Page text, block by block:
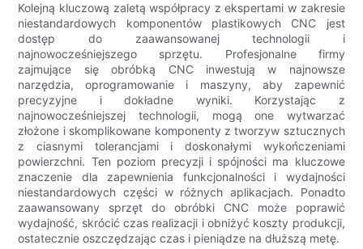
Kolejną kluczową zaletą współpracy z ekspertami w zakresie
niestandardowych komponentów plastikowych CNC jest
dostęp do zaawansowanej technologii i
najnowocześniejszego sprzętu. Profesjonalne firmy
zajmujące się obróbką CNC inwestują w najnowsze
narzędzia, oprogramowanie i maszyny, aby zapewnić
precyzyjne i dokładne wyniki. Korzystając z
najnowocześniejszej technologii, mogą one wytwarzać
złożone i skomplikowane komponenty z tworzyw sztucznych
z ciasnymi tolerancjami i doskonałymi wykończeniami
powierzchni. Ten poziom precyzji i spójności ma kluczowe
znaczenie dla zapewnienia funkcjonalności i wydajności
niestandardowych części w różnych aplikacjach. Ponadto
zaawansowany sprzęt do obróbki CNC może poprawić
wydajność, skrócić czas realizacji i obniżyć koszty produkcji,
ostatecznie oszczędzając czas i pieniądze na dłuższą metę.